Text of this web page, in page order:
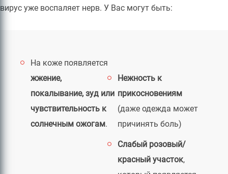
вирус уже воспаляет нерв. У Вас могут быть:
На коже появляется
жжение,
покалывание, зуд или
чувствительность к
солнечным ожогам.
Нежность к
прикосновениям
(даже одежда может
причинять боль)
Слабый розовый/
красный участок,